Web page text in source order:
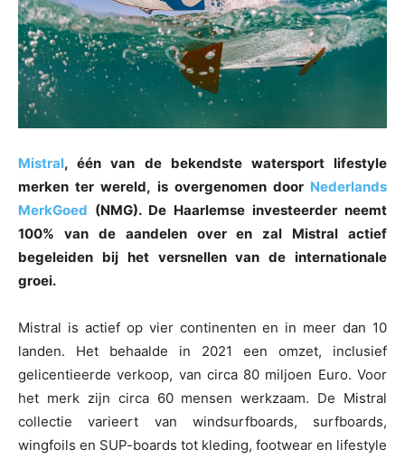
Mistral, één van de bekendste watersport lifestyle
merken ter wereld, is overgenomen door Nederlands
MerkGoed (NMG). De Haarlemse investeerder neemt
100% van de aandelen over en zal Mistral actief
begeleiden bij het versnellen van de internationale
groei.
Mistral is actief op vier continenten en in meer dan 10
landen. Het behaalde in 2021 een omzet, inclusief
gelicentieerde verkoop, van circa 80 miljoen Euro. Voor
het merk zijn circa 60 mensen werkzaam. De Mistral
collectie varieert van windsurfboards, surfboards,
wingfoils en SUP-boards tot kleding, footwear en lifestyle